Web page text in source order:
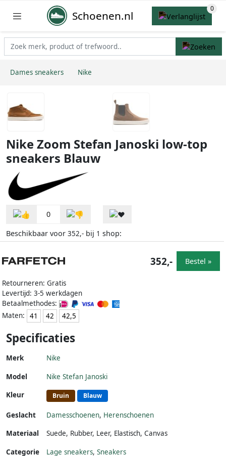
Schoenen.nl
Dames sneakers Nike
Nike Zoom Stefan Janoski low-top
sneakers Blauw
0
Beschikbaar voor 352,- bij 1 shop:
Retourneren: Gratis
Levertijd: 3-5 werkdagen
Betaalmethodes:
Maten:
41 42 42,5
352,- Bestel »
Specificaties
Merk Nike
Model
Nike Stefan Janoski
Kleur
Bruin Blauw
Geslacht Damesschoenen, Herenschoenen
Materiaal
Suede, Rubber, Leer, Elastisch, Canvas
Categorie Lage sneakers, Sneakers